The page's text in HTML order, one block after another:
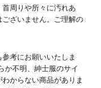
周りや所々に汚れあ
ざいません。ご理解の
考にお願いいたしま
か不明、紳士服のサイ
からない商品がありま